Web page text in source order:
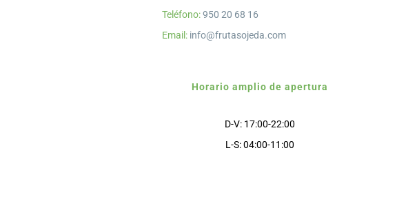
Teléfono:950 20 68 16
Email: info@frutasojeda.com
Horario amplio de apertura
D-V: 17:00-22:00
L-S: 04:00-11:00